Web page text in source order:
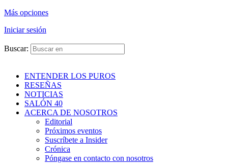
Más opciones
Iniciar sesión
Buscar:
ENTENDER LOS PUROS
RESEÑAS
NOTICIAS
SALÓN 40
ACERCA DE NOSOTROS
Editorial
Próximos eventos
Suscríbete a Insider
Crónica
Póngase en contacto con nosotros